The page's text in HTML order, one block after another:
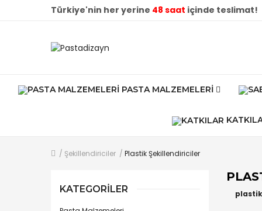
Türkiye'nin her yerine 48 saat içinde teslimat!
PASTA MALZEMELERI
Şekillendiriciler Plastik Şekillendiriciler
KATEGORILER